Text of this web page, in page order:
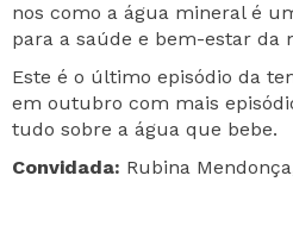
nos como a água mineral é
para a saúde e bem-estar da
Este é o último episódio da
em outubro com mais
tudo sobre a água que bebe.
Convidada: Rubina